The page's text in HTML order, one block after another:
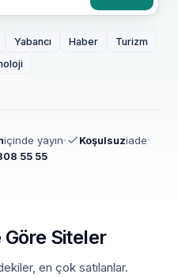
Yabancı Haber
Turizm
içinde yayın Koşulsuziade
55 55
Siteler
en çok satılanlar.